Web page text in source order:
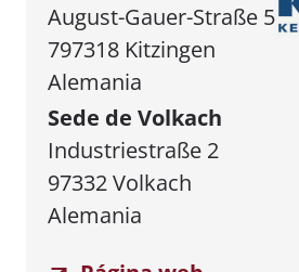
August-Gauer-Straße 5
797318 Kitzingen
Alemania
Sede de Volkach
Industriestraße 2
97332 Volkach
Alemania